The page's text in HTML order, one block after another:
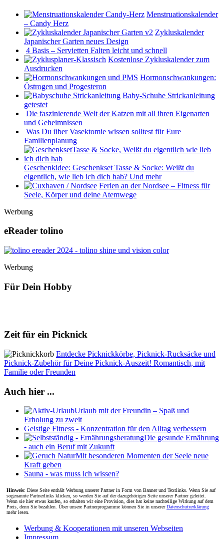
Menstruationskalender
– Candy Herz
Zykluskalender
Japanischer Garten neues Design
4 Basis – Servietten Falten leicht und schnell
Kostenlose Zykluskalender zum
Ausdrucken
Hormonschwankungen:
Östrogen und Progesteron
Baby-Schuhe Strickanleitung
getestet
Die faszinierende Welt der Katzen mit all ihren Eigenarten
und Geheimnissen
Was Du über Vasektomie wissen solltest für Eure
Familienplanung
Geschenkidee: Geschenkset Tasse & Socke: Weißt du
eigentlich, wie lieb ich dich hab? Und mehr
Ferien an der Nordsee – Fitness für
Seele, Körper und deine Atemwege
Werbung
eReader tolino
Werbung
Für Dein Hobby
Zeit für ein Picknick
Entdecke Picknickkörbe, Picknick-Rucksäcke und
Picknick-Zubehör für Deine Picknick-Auszeit! Romantisch, mit
Familie oder Freunden
Auch hier ...
Urlaub mit der Freundin – Spaß und
Erholung zu zweit
Geistige Fitness - Konzentration für den Alltag verbessern
Die gesunde Ernährung
- auch ein Beruf mit Zukunft
Mit besonderen Momenten der Seele neue
Kraft geben
Sauna - was muss ich wissen?
Hinweis: Diese Seite enthält Werbung unserer Partner in Form von Banner und Textlinks. Wenn Sie auf
sogenannte Partnerlinks klicken, so werden Sie auf der dazugehörigen Seite unserer Partner geleitet.
Wenn sie hier etwas kaufen, so erhalten wir eine Provision, dies hat keine nachteilige Wirkung auf dem
Preis, denn Sie bezahlen. Über unsere Partnerprogramme können Sie in unsererDatenschutzerklärung
mehr lesen.
Werbung & Kooperationen mit unseren Webseiten